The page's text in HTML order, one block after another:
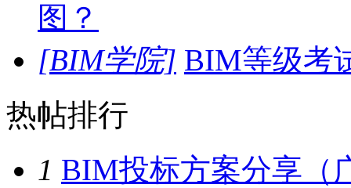
图？
[BIM学院] BIM等级考
热帖排行
1 BIM投标方案分享（